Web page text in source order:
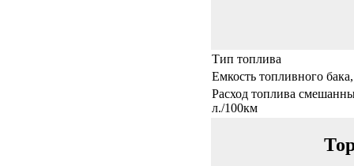
Тип топлива
Емкость топливного
Расход топлива
л./100км